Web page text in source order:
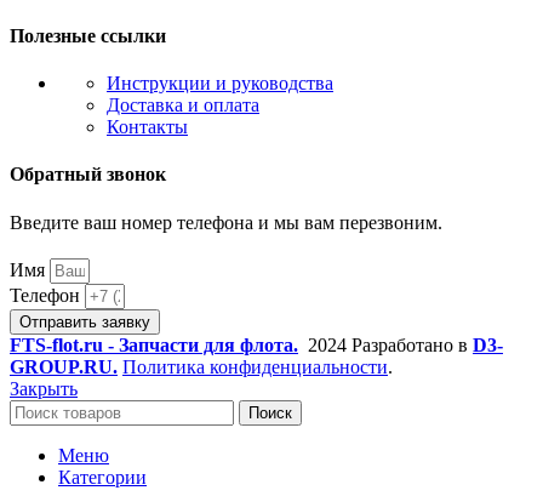
Полезные ссылки
Инструкции и руководства
Доставка и оплата
Контакты
Обратный звонок
Введите ваш номер телефона и мы вам перезвоним.
Имя
Телефон
Отправить заявку
FTS-flot.ru - Запчасти для флота. 2024 Разработано в D3-
GROUP.RU. Политика конфиденциальности.
Закрыть
Поиск
Меню
Категории